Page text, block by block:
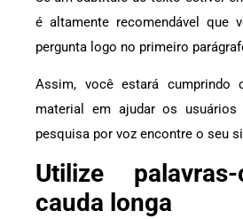
é altamente recomendável que
pergunta logo no primeiro
Assim, você estará
material em ajudar os
pesquisa por voz encontre o seu
Utilize
cauda longa